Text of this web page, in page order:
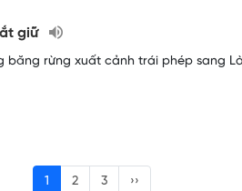
giữ
băng rừng xuất cảnh trái phép sang
1 2 3 ››